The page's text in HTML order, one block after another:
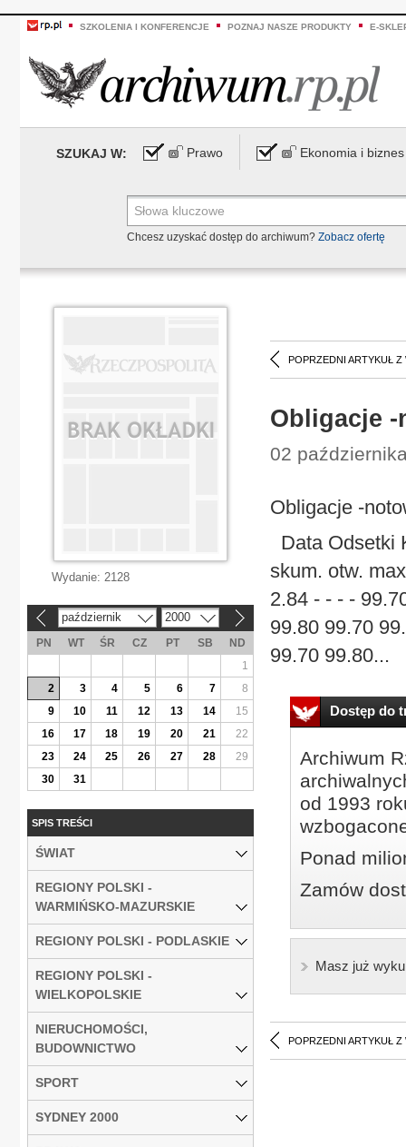
SZKOLENIA I KONFERENCJE POZNAJ NASZE PRODUKTY E-
SZUKAJ W: Prawo Ekonomia i biznes
Chcesz uzyskać dostęp do archiwum? Zobacz ofertę
POPRZEDNI ARTYKUŁ Z
Obligacje
02
Obligacje -
Data
skum. otw.
2.84 - - - -
99.80 99.70
99.70 99.80...
Dostęp do
Archiwum
od 1993
Ponad
Zamów
Masz już
POPRZEDNI ARTYKUŁ Z
Wydanie: 2128
październik 2000
PN WT ŚR CZ PT SB
ND
1
2
3 4 5 6 7
8
9
10 11 12 13 14
15
16
17 18 19 20 21
22
23
24 25 26 27 28
29
30
31
SPIS TREŚCI
ŚWIAT
REGIONY POLSKI -
WARMIŃSKO-MAZURSKIE
REGIONY POLSKI - PODLASKIE
REGIONY POLSKI -
WIELKOPOLSKIE
NIERUCHOMOŚCI,
BUDOWNICTWO
SPORT
SYDNEY 2000